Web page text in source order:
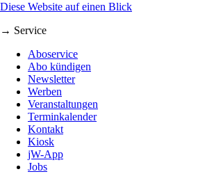
Diese Website auf einen Blick
→ Service
Aboservice
Abo kündigen
Newsletter
Werben
Veranstaltungen
Terminkalender
Kontakt
Kiosk
jW-App
Jobs